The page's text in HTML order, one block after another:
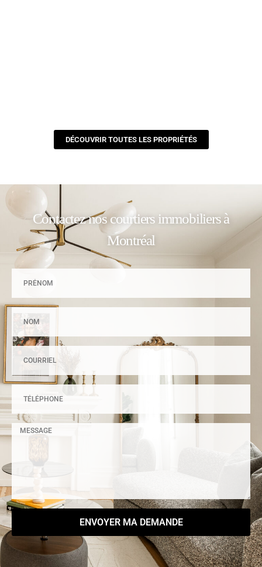
DÉCOUVRIR TOUTES LES PROPRIÉTÉS
Contactez nos courtiers immobiliers à
Montréal
ENVOYER MA DEMANDE